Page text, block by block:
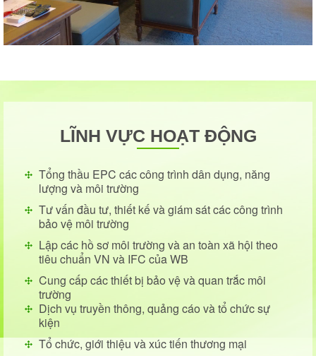
LĨNH VỰC HOẠT ĐỘNG
Tổng thầu EPC các công trình dân dụng, năng
lượng và môi trường
Tư vấn đầu tư, thiết kế và giám sát các công trình
bảo vệ môi trường
Lập các hồ sơ môi trường và an toàn xã hội theo
tiêu chuẩn VN và IFC của WB
Cung cấp các thiết bị bảo vệ và quan trắc môi
trường
Dịch vụ truyền thông, quảng cáo và tổ chức sự
kiện
Tổ chức, giới thiệu và xúc tiến thương mại